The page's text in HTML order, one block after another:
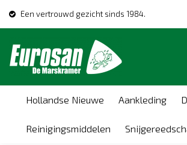
Een vertrouwd gezicht sinds 1984.
Hollandse Nieuwe Aankleding
Reinigingsmiddelen